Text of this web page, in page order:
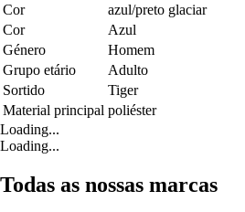
Cor
azul/preto glaciar
Cor
Azul
Género
Homem
Grupo etário
Adulto
Sortido
Tiger
Material principal poliéster
Loading...
Loading...
Todas as nossas marcas